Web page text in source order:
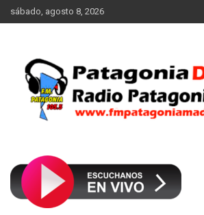
Saltar
al
sábado, agosto 8, 2026
FM Patagonia Madryn